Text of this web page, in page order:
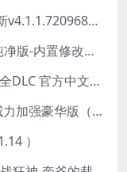
博德之门3/Baldur’s Gate 3（更新v4.1.1.7209685）
侠盗猎车手5/GTA5（更新v1.70纯净版-内置修改器+通关存档）
使命召唤17 黑色行动 冷战V1.34 全DLC 官方中文版COD17
三国志14PK-V1.0.10+V1.0.25-威力加强豪华版（武将面容套装-全DLC+季票+特典+中文语音+编辑修改器）
）